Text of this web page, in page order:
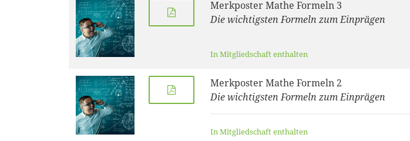
Merkposter Mathe Formeln 3
Die wichtigsten Formeln zum Einprägen
In Mitgliedschaft enthalten
Merkposter Mathe Formeln 2
Die wichtigsten Formeln zum Einprägen
In Mitgliedschaft enthalten